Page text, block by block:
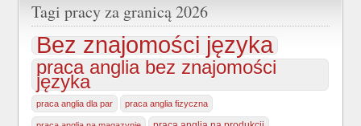
Tagi pracy za granicą 2026
Bez znajomości języka
praca anglia bez znajomości
języka
praca anglia dla par praca anglia fizyczna